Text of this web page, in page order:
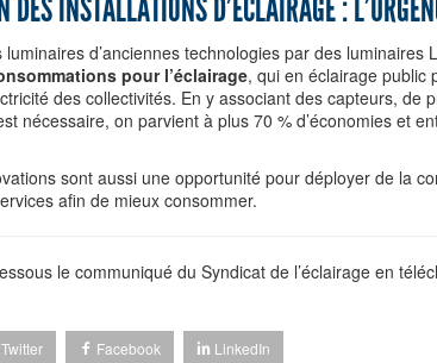
DES INSTALLATIONS D’ÉCLAIRAGE :
d’anciennes technologies par des luminaires
pour l’éclairage, qui en éclairage public
des collectivités. En y associant des capteurs, de
nécessaire, on parvient à plus 70 % d’économies et
sont aussi une opportunité pour déployer de la
afin de mieux consommer.
le communiqué du Syndicat de l’éclairage en
Twitter Facebook LinkedIn